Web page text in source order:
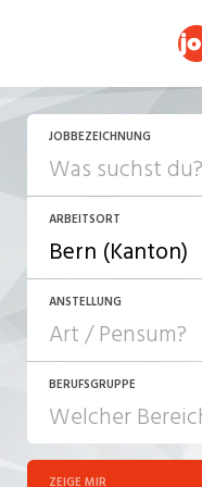
JOBBEZEICHNUNG
ARBEITSORT
ANSTELLUNG
JOB-TYP
Festanstellung
BERUFSGRUPPE
ZEIGE MIR